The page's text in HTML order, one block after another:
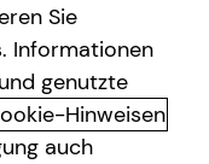
Sie
Informationen
genutzte
Hinweisen
auch